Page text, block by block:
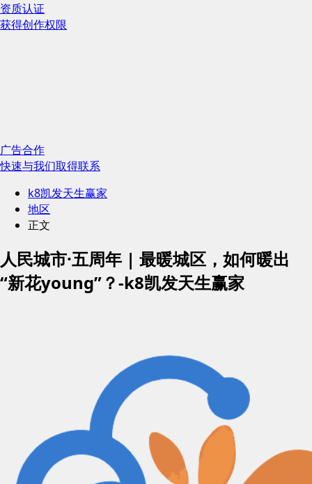
资质认证
获得创作权限
广告合作
快速与我们取得联系
k8凯发天生赢家
地区
正文
人民城市·五周年 | 最暖城区，如何暖出
“新花young”？-k8凯发天生赢家